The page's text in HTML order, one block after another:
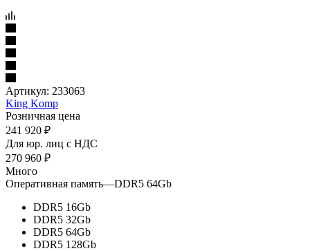
Артикул: 233063
King Komp
Розничная цена
241 920 ₽
Для юр. лиц c НДС
270 960 ₽
Много
Оперативная память—DDR5 64Gb
DDR5 16Gb
DDR5 32Gb
DDR5 64Gb
DDR5 128Gb